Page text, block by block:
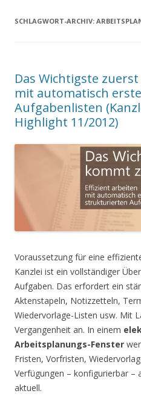
SCHLAGWORT-ARCHIV:
Das Wichtigste
mit automatisch
Aufgabenlisten
Highlight 11/2012)
Voraussetzung für eine
Kanzlei ist ein vollständiger
Aufgaben. Das erfordert ein
Aktenstapeln, Notizzetteln,
Wiedervorlage-Listen usw. Mit
Vergangenheit an. In einem
Arbeitsplanungs-Fenster
Fristen, Vorfristen,
Verfügungen – konfigurierbar –
aktuell.